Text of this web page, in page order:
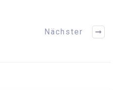
Nächster